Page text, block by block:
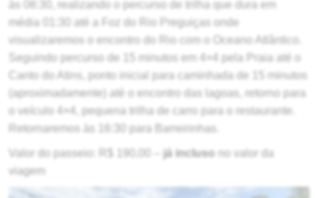
às 08:30, realizando o percurso de trilha que dura em
média 01:30 até a Foz do Rio Preguiças onde
visualizaremos o encontro do Rio com o Oceano Atlântico.
Seguindo percurso de 15 minutos em 4×4 pela Praia até o
Canto do Atins, ponto inicial para caminhada de 15 minutos
(aproximadamente) até o encontro das lagoas, retorno para
o veículo 4×4, pequena trilha de carro para o restaurante.
Retornaremos às 16:30 para Barreirinhas.
Valor do passeio: R$ 190,00 – já incluso no valor da
viagem